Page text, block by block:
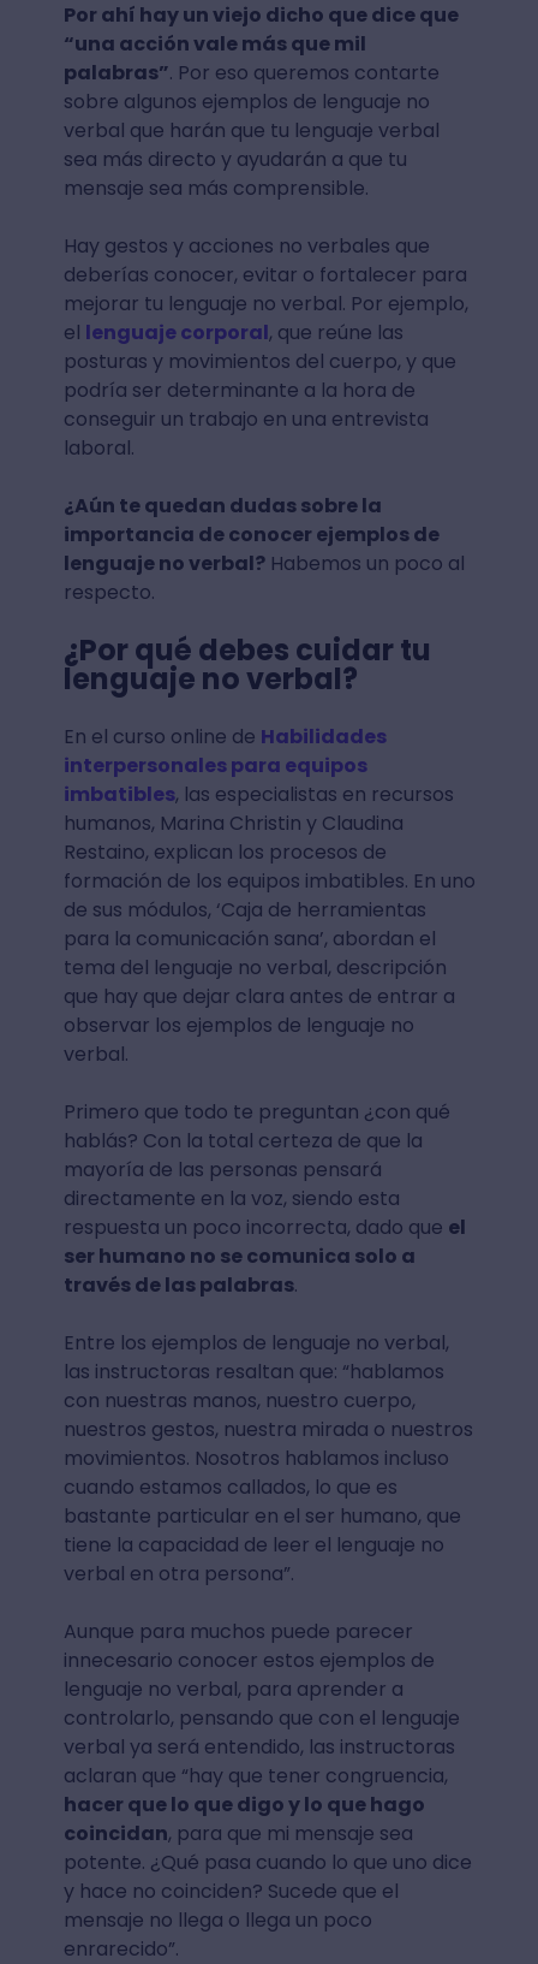
Por ahí hay un viejo dicho que dice que
“una acción vale más que mil
palabras”. Por eso queremos contarte
sobre algunos ejemplos de lenguaje no
verbal que harán que tu lenguaje verbal
sea más directo y ayudarán a que tu
mensaje sea más comprensible.
Hay gestos y acciones no verbales que
deberías conocer, evitar o fortalecer para
mejorar tu lenguaje no verbal. Por ejemplo,
el lenguaje corporal, que reúne las
posturas y movimientos del cuerpo, y que
podría ser determinante a la hora de
conseguir un trabajo en una entrevista
laboral.
¿Aún te quedan dudas sobre la
importancia de conocer ejemplos de
lenguaje no verbal?Habemos un poco al
respecto.
¿Por qué debes cuidar tu
lenguaje no verbal?
En el curso online de Habilidades
interpersonales para equipos
imbatibles, las especialistas en recursos
humanos, Marina Christin y Claudina
Restaino, explican los procesos de
formación de los equipos imbatibles. En uno
de sus módulos, ‘Caja de herramientas
para la comunicación sana’, abordan el
tema del lenguaje no verbal, descripción
que hay que dejar clara antes de entrar a
observar los ejemplos de lenguaje no
verbal.
Primero que todo te preguntan ¿con qué
hablás? Con la total certeza de que la
mayoría de las personas pensará
directamente en la voz, siendo esta
respuesta un poco incorrecta, dado que el
ser humano no se comunica solo a
través de las palabras.
Entre los ejemplos de lenguaje no verbal,
las instructoras resaltan que: “hablamos
con nuestras manos, nuestro cuerpo,
nuestros gestos, nuestra mirada o nuestros
movimientos. Nosotros hablamos incluso
cuando estamos callados, lo que es
bastante particular en el ser humano, que
tiene la capacidad de leer el lenguaje no
verbal en otra persona”.
Aunque para muchos puede parecer
innecesario conocer estos ejemplos de
lenguaje no verbal, para aprender a
controlarlo, pensando que con el lenguaje
verbal ya será entendido, las instructoras
aclaran que “hay que tener congruencia,
hacer que lo que digo y lo que hago
coincidan, para que mi mensaje sea
potente. ¿Qué pasa cuando lo que uno dice
y hace no coinciden? Sucede que el
mensaje no llega o llega un poco
enrarecido”.